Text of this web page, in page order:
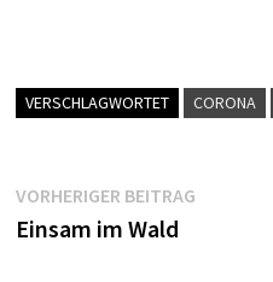
VERSCHLAGWORTET CORONA
Beitragsnavigation
VORHERIGER BEITRAG
Einsam im Wald